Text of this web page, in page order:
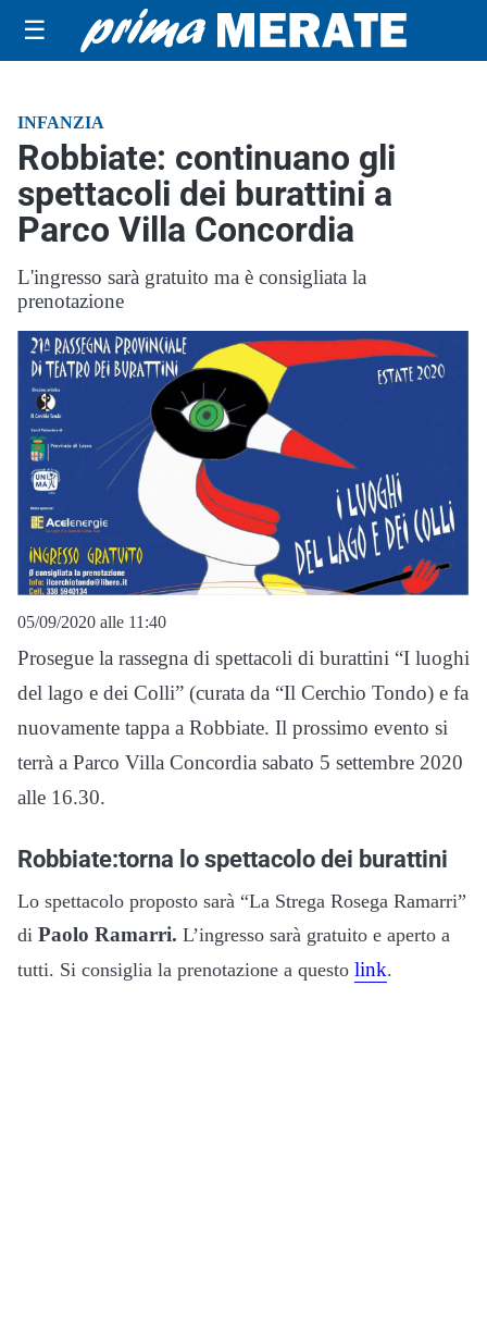
☰
INFANZIA
Robbiate: continuano gli
spettacoli dei burattini a
Parco Villa Concordia
L'ingresso sarà gratuito ma è consigliata la
prenotazione
05/09/2020 alle 11:40
Prosegue la rassegna di spettacoli di burattini “I luoghi
del lago e dei Colli” (curata da “Il Cerchio Tondo) e fa
nuovamente tappa a Robbiate. Il prossimo evento si
terrà a Parco Villa Concordia sabato 5 settembre 2020
alle 16.30.
Robbiate:torna lo spettacolo dei burattini
Lo spettacolo proposto sarà “La Strega Rosega Ramarri”
di Paolo Ramarri. L’ingresso sarà gratuito e aperto a
tutti. Si consiglia la prenotazione a questo link.